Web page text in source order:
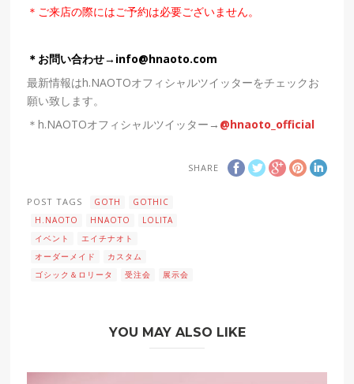
＊ご来店の際にはご予約は必要ございません。
＊お問い合わせ→ info@hnaoto.com
最新情報はh.NAOTOオフィシャルツイッターをチェックお
願い致します。
＊h.NAOTOオフィシャルツイッター→ @hnaoto_official
SHARE
POST TAGS GOTH
GOTHIC
H.NAOTO
HNAOTO
LOLITA
イベント
エイチナオト
オーダーメイド
カスタム
ゴシック＆ロリータ
受注会 展示会
YOU MAY ALSO LIKE